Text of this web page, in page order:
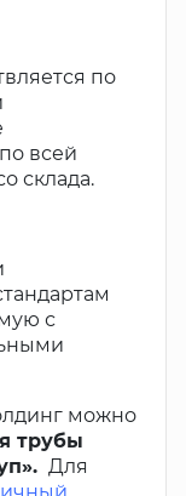
по
всей
склада.
с
можно
трубы
Для